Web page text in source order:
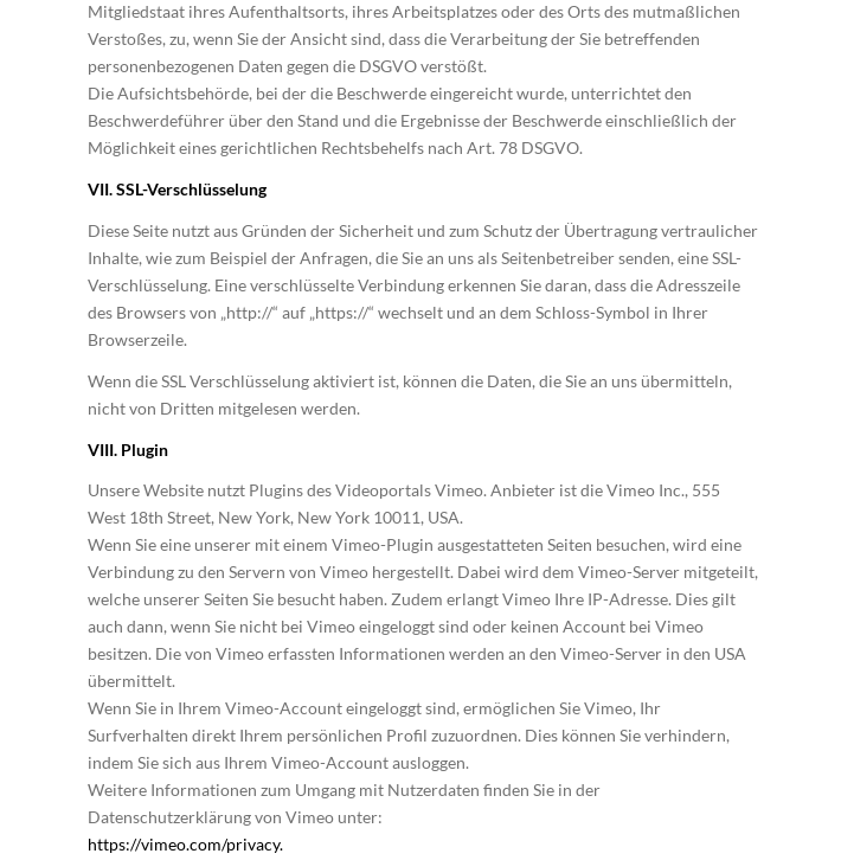
Mitgliedstaat ihres Aufenthaltsorts, ihres Arbeitsplatzes oder des Orts des mutmaßlichen
Verstoßes, zu, wenn Sie der Ansicht sind, dass die Verarbeitung der Sie betreffenden
personenbezogenen Daten gegen die DSGVO verstößt.
Die Aufsichtsbehörde, bei der die Beschwerde eingereicht wurde, unterrichtet den
Beschwerdeführer über den Stand und die Ergebnisse der Beschwerde einschließlich der
Möglichkeit eines gerichtlichen Rechtsbehelfs nach Art. 78 DSGVO.
VII. SSL-Verschlüsselung
Diese Seite nutzt aus Gründen der Sicherheit und zum Schutz der Übertragung vertraulicher
Inhalte, wie zum Beispiel der Anfragen, die Sie an uns als Seitenbetreiber senden, eine SSL-
Verschlüsselung. Eine verschlüsselte Verbindung erkennen Sie daran, dass die Adresszeile
des Browsers von „http://“ auf „https://“ wechselt und an dem Schloss-Symbol in Ihrer
Browserzeile.
Wenn die SSL Verschlüsselung aktiviert ist, können die Daten, die Sie an uns übermitteln,
nicht von Dritten mitgelesen werden.
VIII. Plugin
Unsere Website nutzt Plugins des Videoportals Vimeo. Anbieter ist die Vimeo Inc., 555
West 18th Street, New York, New York 10011, USA.
Wenn Sie eine unserer mit einem Vimeo-Plugin ausgestatteten Seiten besuchen, wird eine
Verbindung zu den Servern von Vimeo hergestellt. Dabei wird dem Vimeo-Server mitgeteilt,
welche unserer Seiten Sie besucht haben. Zudem erlangt Vimeo Ihre IP-Adresse. Dies gilt
auch dann, wenn Sie nicht bei Vimeo eingeloggt sind oder keinen Account bei Vimeo
besitzen. Die von Vimeo erfassten Informationen werden an den Vimeo-Server in den USA
übermittelt.
Wenn Sie in Ihrem Vimeo-Account eingeloggt sind, ermöglichen Sie Vimeo, Ihr
Surfverhalten direkt Ihrem persönlichen Profil zuzuordnen. Dies können Sie verhindern,
indem Sie sich aus Ihrem Vimeo-Account ausloggen.
Weitere Informationen zum Umgang mit Nutzerdaten finden Sie in der
Datenschutzerklärung von Vimeo unter:
https://vimeo.com/privacy.